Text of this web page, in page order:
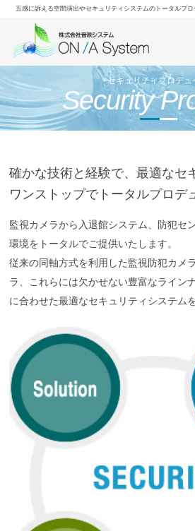
五感に訴える空間演出やセキュリティシステムのトータルプロ
セキュリティプロデュ
Security
確かな技術と経験で、最適なセ
ワンストップでトータルプロデ
監視カメラから入退館システム、防犯セ
環境をトータルでご提供いたします。
従来の同軸方式を利用した監視防犯カメ
ラ、これらには欠かせない豊富なライン
に合わせた最適なセキュリティシステム